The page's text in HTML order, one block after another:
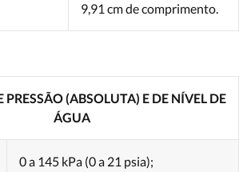
9,91 cm de comprimento.
PRESSÃO (ABSOLUTA) E DE NÍVEL DE
ÁGUA
0 a 145 kPa (0 a 21 psia);